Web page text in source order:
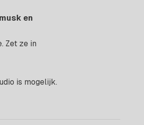
en
Zet ze in
is mogelijk.